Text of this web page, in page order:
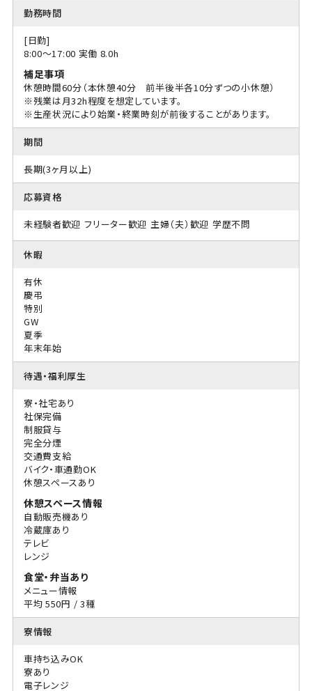
勤務時間
[日勤]
8:00〜17:00 実働 8.0h
補足事項
休憩時間60分（本休憩40分 前半後半各10分ずつの小休憩）
※残業は月32h程度を想定しています。
※生産状況により始業・終業時刻が前後することがあります。
期間
長期(3ヶ月以上)
応募資格
未経験者歓迎 フリーター歓迎 主婦（夫）歓迎 学歴不問
休暇
有休
慶弔
特別
GW
夏季
年末年始
待遇・福利厚生
寮・社宅あり
社保完備
制服貸与
完全分煙
交通費支給
バイク・車通勤OK
休憩スペースあり
休憩スペース情報
自動販売機あり
冷蔵庫あり
テレビ
レンジ
食堂・弁当あり
メニュー情報
平均 550円 / 3種
寮情報
車持ち込みOK
寮あり
電子レンジ